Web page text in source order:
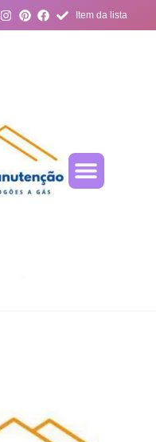
Item da lista